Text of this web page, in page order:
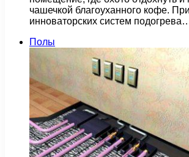
чашечкой благоуханного кофе.
инноваторских систем
Полы